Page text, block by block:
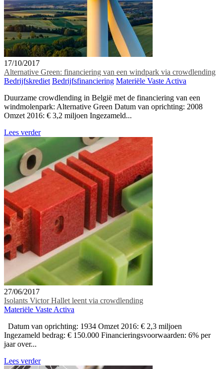
17/10/2017
Alternative Green: financiering van een windpark via crowdlending
Bedrijfskrediet Bedrijfsfinanciering Materiële Vaste Activa
Duurzame crowdlending in België met de financiering van een
windmolenpark: Alternative Green Datum van oprichting: 2008
Omzet 2016: € 3,2 miljoen Ingezameld...
Lees verder
27/06/2017
Isolants Victor Hallet leent via crowdlending
Materiële Vaste Activa
Datum van oprichting: 1934 Omzet 2016: € 2,3 miljoen
Ingezameld bedrag: € 150.000 Financieringsvoorwaarden: 6% per
jaar over...
Lees verder